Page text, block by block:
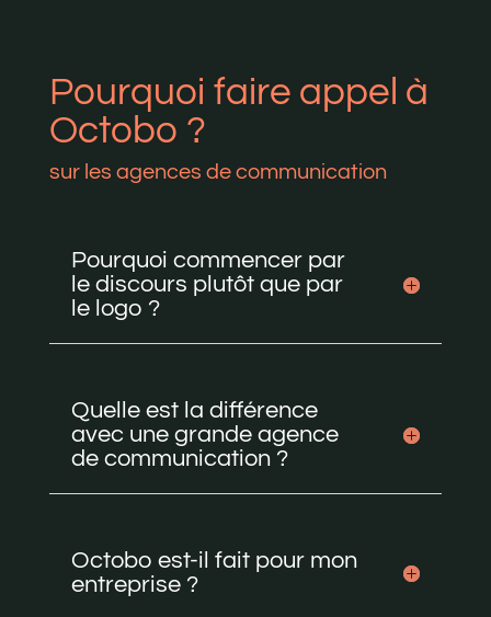
Pourquoi faire appel à
Octobo ?
sur les agences de communication
Pourquoi commencer par
le discours plutôt que par
le logo ?
Quelle est la différence
avec une grande agence
de communication ?
Octobo est-il fait pour mon
entreprise ?